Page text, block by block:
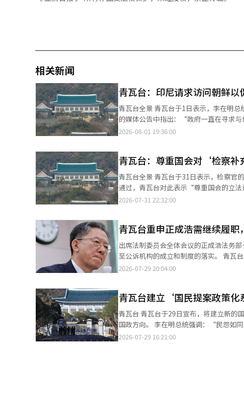
相关新闻
青瓦台：印尼请求访问朝鲜以
青瓦台全景 青瓦台于1日表示，李在明
的媒体公告中指出：“政府一直在寻求
台并未直接确认李总统是否向普拉博沃
在前一天于印尼总统府举行的商会会议
对话’。” 他接着表示：“如果收到访问
李总统的提问源于对印尼外交政策中强
则，并努力改善与所有国家的关系，促
外交关系。印尼于1973年与韩国建交，
作。※ 本报道经人工智能（AI）系统翻
2026-08-01 19:36:00
青瓦台：尊重国会对‘检察
青瓦台全景 青瓦台于31日表示，检察官
通过，青瓦台对此表示“尊重国会的立
示：“此次刑事诉讼法修订通过调查与起
了刑事诉讼法修订案。反对法案处理的
诉分离，检察官不得直接调查或对警方
上需在一个月内完成补充调查并通报结
者、举报人可以申请异议，并被赋予查
裁量权的情况下，法院可以作出驳回公
官无法进行调查。根本性的变化开始了
希望能迅速补充和修正。”他进一步指
裕和美好。”并强调：“最重要的是是否
官的补充调查权，可能导致案件处理延
充调查权，应引入“全案移送”制度，将
2026-07-31 22:32:00
青瓦台重申正成浩需继续履职
出席法制委员会全体会议的正成浩法务部长 青瓦台重申，正成浩法务部长在公开表示辞职后，仍需继续履行职
至公诉机构的成立和制度的落实。 青瓦台政务首席洪益杓于29日接受MBC广播采访时表示：“公诉机构预计在10月
成立，作为主办部门的法务部，正部长
面因素。 此前，正部长在接受媒体采访时表示：“我已经没有事情可做，也没有意愿。”在国会中，他暗示辞职意
向，称“新酒应装在新桶里。” 与此同时，正部长在当天的国会法制委员会全体会议上表示，不会建议总统行使对废
除检察补充调查权的刑事诉讼法修正案的否决权。 正部长指出：“这是国会通过的事项，政府
中也得到了相当程度的反映。”他表示：“这似乎
程中，已将多项担忧充分传达给法制委员会，法案讨
2026-07-29 20:04:00
青瓦台建立‘国民提案政策
青瓦台 青瓦台于29日宣布，将建立新的国民参与型政策平台“国民提案政策化系统”（暂定名），以具体化总统的
国政方向。 李在明总统强调：“民怨如同宝藏”，指出发现并改善国民声音中存在的不正常和低效是国政创新的重要
起点。 青瓦台将从国民信箱中筛选出公益性和政策发展潜力较高的提案，并通过系统推进一种新的政策参与方式，让
2026-07-29 16:21:00